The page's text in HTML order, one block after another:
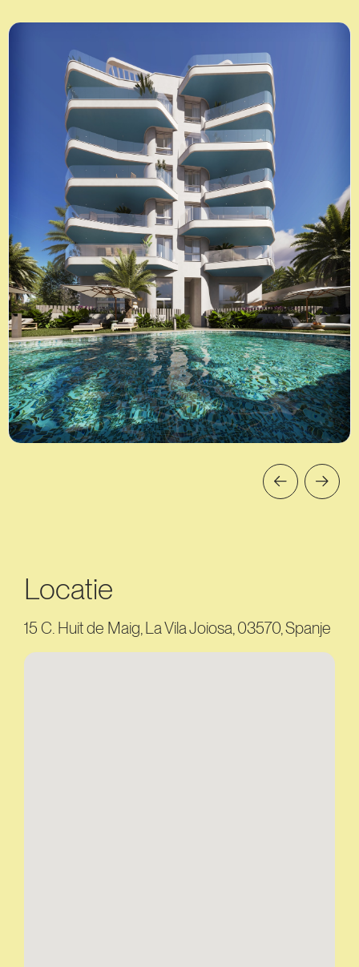
Locatie
15 C. Huit de Maig, La Vila Joiosa, 03570, Spanje